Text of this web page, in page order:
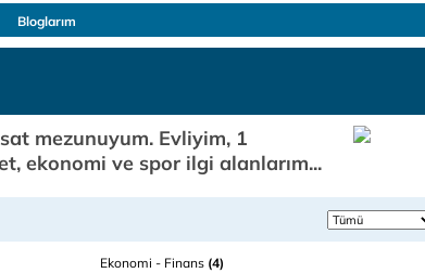
Bloglarım
mezunuyum. Evliyim, 1
ekonomi ve spor ilgi alanlarım...
Ekonomi - Finans (4)